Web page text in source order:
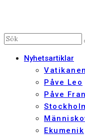
Nyhetsartiklar
Vatikanen
Påve Leo
Påve
Ekumenik